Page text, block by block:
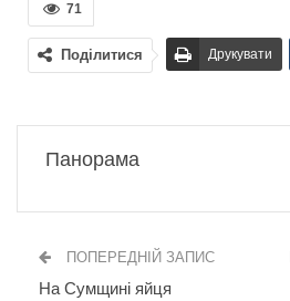
71
Поділитися Друкувати
Панорама
ПОПЕРЕДНІЙ ЗАПИС
На Сумщині яйця